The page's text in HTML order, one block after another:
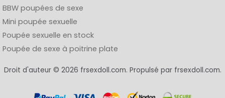
BBW poupées de sexe
Mini poupée sexuelle
Poupée sexuelle en stock
Poupée de sexe à poitrine plate
Droit d'auteur © 2026 frsexdoll.com. Propulsé par frsexdoll.com.